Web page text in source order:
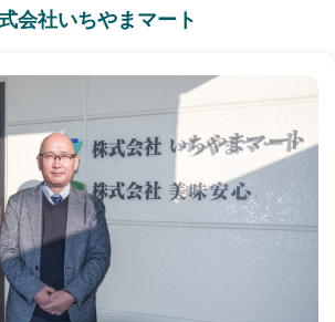
会社いちやまマート